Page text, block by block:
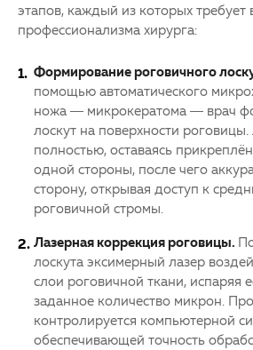
этапов, каждый из которых требует
профессионализма хирурга:
Формирование роговичного
помощью автоматического
ножа — микрокератома — врач
лоскут на поверхности роговицы.
полностью, оставаясь
одной стороны, после чего
сторону, открывая доступ к
роговичной стромы.
Лазерная коррекция роговицы.
лоскута эксимерный лазер
слои роговичной ткани, испаряя
заданное количество микрон.
контролируется компьютерной
обеспечивающей точность